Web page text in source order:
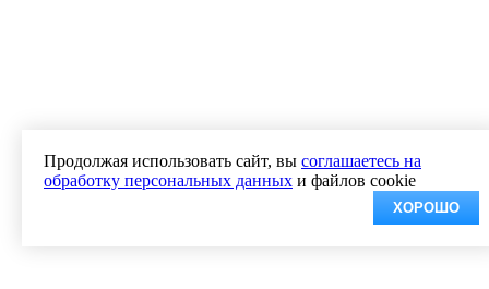
Продолжая использовать сайт, вы соглашаетесь на
обработку персональных данных и файлов cookie
ХОРОШО